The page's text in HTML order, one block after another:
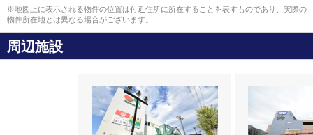
※地図上に表示される物件の位置は付近住所に所在することを表すものであり、実際の
物件所在地とは異なる場合がございます。
周辺施設